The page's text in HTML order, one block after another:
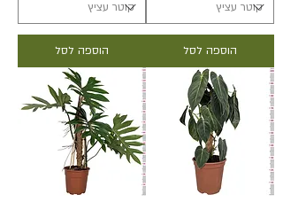
הוספה לסל הוספה לסל